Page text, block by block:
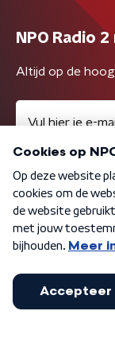
NPO Radio
Altijd op de
Algemene